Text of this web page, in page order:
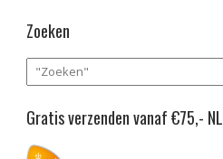
Zoeken
Gratis verzenden vanaf €75,- NL